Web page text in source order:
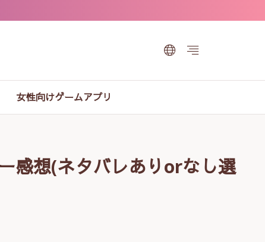
女性向けゲームアプリ
感想(ネタバレありorなし選